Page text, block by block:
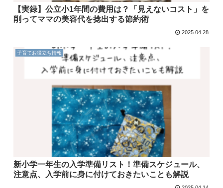
【実録】公立小1年間の費用は？「見えないコスト」を
削ってママの美容代を捻出する節約術
2025.04.28
子育てお役立ち情報
新小学一年生の入学準備リスト！準備スケジュール、
注意点、入学前に身に付けておきたいことも解説